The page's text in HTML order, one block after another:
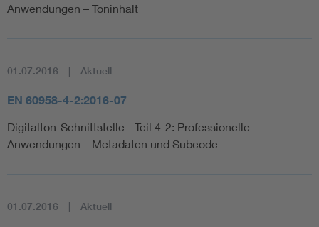
Anwendungen – Toninhalt
01.07.2016 Aktuell
EN 60958-4-2:2016-07
Digitalton-Schnittstelle - Teil 4-2: Professionelle
Anwendungen – Metadaten und Subcode
01.07.2016 Aktuell